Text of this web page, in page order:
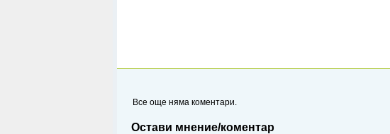
Все още няма коментари.
Остави мнение/коментар